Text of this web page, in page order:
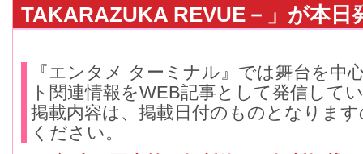
TAKARAZUKA REVUE－」が本日
『エンタメ ターミナル』では舞台を中
ト関連情報をWEB記事として発信して
掲載内容は、掲載日付のものとなりま
ください。